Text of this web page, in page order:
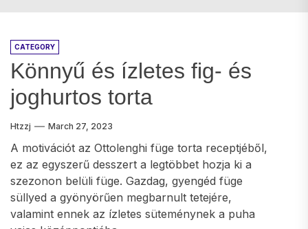
CATEGORY
Könnyű és ízletes fig- és
joghurtos torta
Htzzj March 27, 2023
A motivációt az Ottolenghi füge torta receptjéből,
ez az egyszerű desszert a legtöbbet hozja ki a
szezonon belüli füge. Gazdag, gyengéd füge
süllyed a gyönyörűen megbarnult tetejére,
valamint ennek az ízletes süteménynek a puha